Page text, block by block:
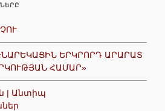
ԵՐԿՐՈՐԴ ԱՐԱՐԱՏ
ՀԱՄԱՐ»
| Անտիպ